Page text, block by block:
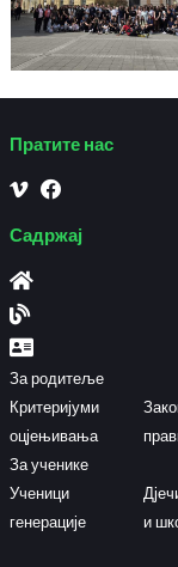
Пратите нас
Садржај
За родитеље
Критеријуми
оцјењивања
За ученике
Ученици
генерације
и